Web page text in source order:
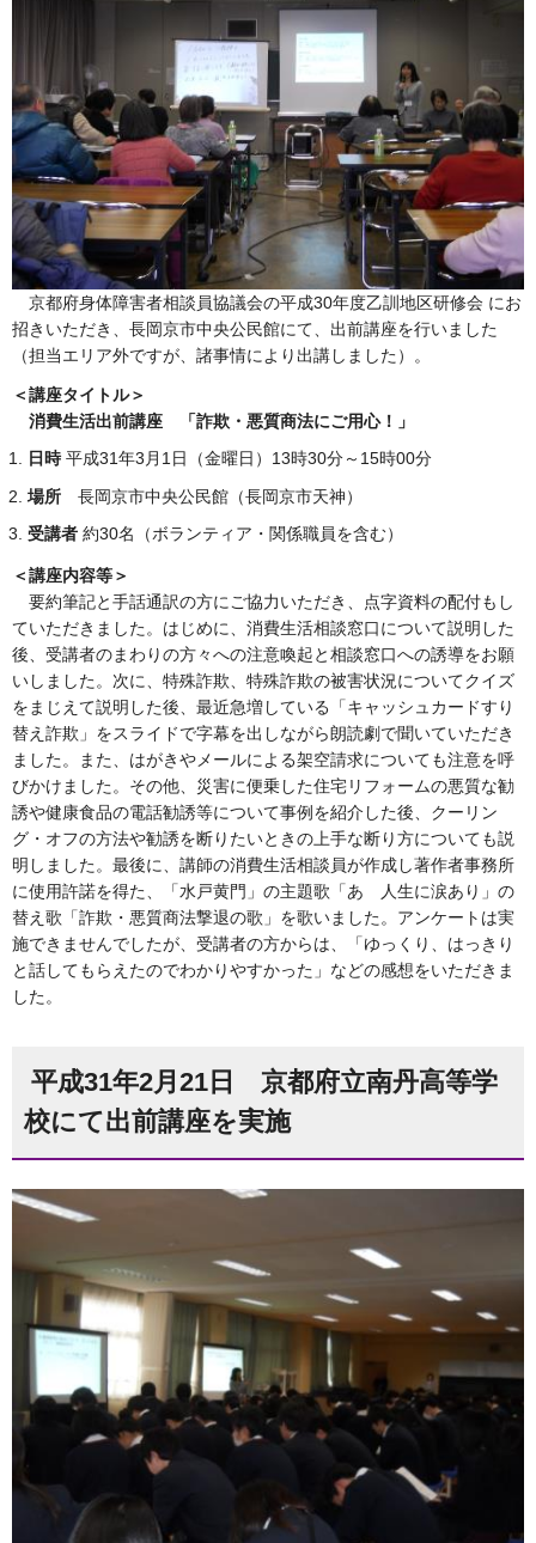
京都府身体障害者相談員協議会の平成30年度乙訓地区研修会 にお
招きいただき、長岡京市中央公民館にて、出前講座を行いました
（担当エリア外ですが、諸事情により出講しました）。
＜講座タイトル＞
消費生活出前講座 「詐欺・悪質商法にご用心！」
日時平成31年3月1日（金曜日）13時30分～15時00分
場所 長岡京市中央公民館（長岡京市天神）
受講者 約30名（ボランティア・関係職員を含む）
＜講座内容等＞
要約筆記と手話通訳の方にご協力いただき、点字資料の配付もし
ていただきました。はじめに、消費生活相談窓口について説明した
後、受講者のまわりの方々への注意喚起と相談窓口への誘導をお願
いしました。次に、特殊詐欺、特殊詐欺の被害状況についてクイズ
をまじえて説明した後、最近急増している「キャッシュカードすり
替え詐欺」をスライドで字幕を出しながら朗読劇で聞いていただき
ました。また、はがきやメールによる架空請求についても注意を呼
びかけました。その他、災害に便乗した住宅リフォームの悪質な勧
誘や健康食品の電話勧誘等について事例を紹介した後、クーリン
グ・オフの方法や勧誘を断りたいときの上手な断り方についても説
明しました。最後に、講師の消費生活相談員が作成し著作者事務所
に使用許諾を得た、「水戸黄門」の主題歌「あゝ人生に涙あり」の
替え歌「詐欺・悪質商法撃退の歌」を歌いました。アンケートは実
施できませんでしたが、受講者の方からは、「ゆっくり、はっきり
と話してもらえたのでわかりやすかった」などの感想をいただきま
した。
平成31年2月21日 京都府立南丹高等学
校にて出前講座を実施